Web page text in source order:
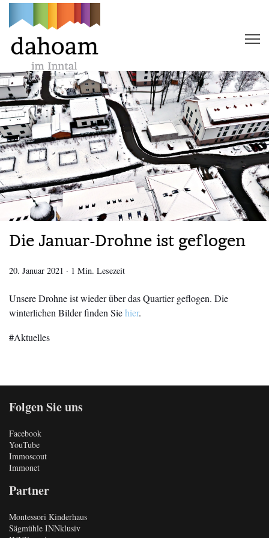
Die Januar-Drohne ist geflogen
20. Januar 2021 · 1 Min. Lesezeit
Unsere Drohne ist wieder über das Quartier geflogen. Die
winterlichen Bilder finden Siehier.
Aktuelles
Folgen Sie uns
Facebook
YouTube
Immoscout
Immonet
Partner
Montessori Kinderhaus
Sägmühle INNklusiv